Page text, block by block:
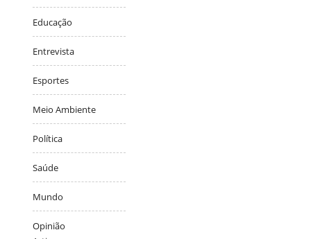
Educação
Entrevista
Esportes
Meio Ambiente
Política
Saúde
Mundo
Opinião